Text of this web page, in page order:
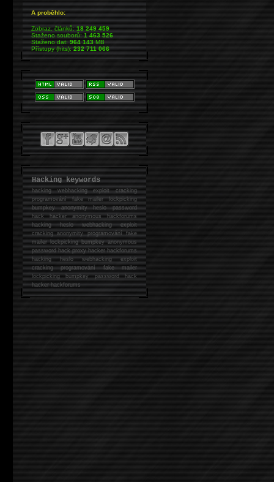
A proběhlo:
Zobraz. článků:18 249 459
Staženo souborů:1 463 526
Staženo dat:964 143MB
Přístupy (hits):232 711 066
Hacking keywords
hackingwebhacking exploit cracking
programování fake mailer lockpicking
bumpkey anonymity heslo password
hackhacker anonymous hackforums
hackingheslo webhacking exploit
cracking anonymity programování fake
mailer lockpicking bumpkey anonymous
password hack proxy hacker hackforums
hacking heslo webhacking exploit
cracking programování fake mailer
lockpicking bumpkey password hack
hackerhackforums